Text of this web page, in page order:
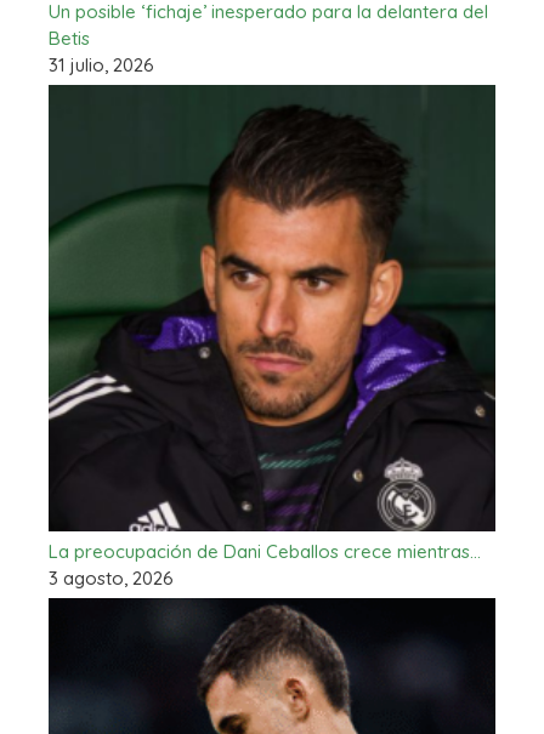
Un posible ‘fichaje’ inesperado para la delantera del
Betis
31 julio, 2026
La preocupación de Dani Ceballos crece mientras…
3 agosto, 2026